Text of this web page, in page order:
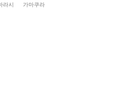
라시 가마쿠라